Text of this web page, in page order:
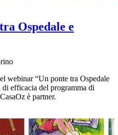
Ospedale e
webinar “Un ponte tra Ospedale
efficacia del programma di
è partner.